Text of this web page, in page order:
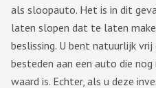
als sloopauto. Het is in dit
laten slopen dat te laten
beslissing. U bent natuurlijk
besteden aan een auto die
waard is. Echter, als u deze